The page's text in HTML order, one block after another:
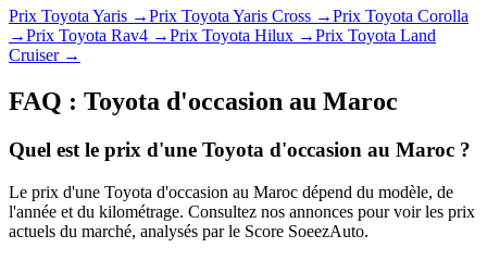
Prix Toyota Yaris →Prix Toyota Yaris Cross →Prix Toyota Corolla
→Prix Toyota Rav4 →Prix Toyota Hilux →Prix Toyota Land
Cruiser→
FAQ : Toyota d'occasion au Maroc
Quel est le prix d'une Toyota d'occasion au Maroc ?
Le prix d'une Toyota d'occasion au Maroc dépend du modèle, de
l'année et du kilométrage. Consultez nos annonces pour voir les prix
actuels du marché, analysés par le Score SoeezAuto.